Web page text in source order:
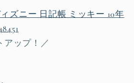
ズニー 日記帳 ミッキー 10年
アップ！／